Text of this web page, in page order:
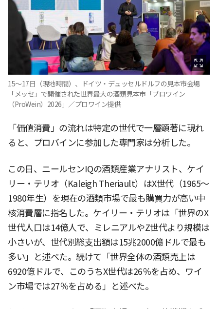
15〜17日（現地時間）、ドイツ・デュッセルドルフの見本市会場
「メッセ」で開催された世界最大の酒類見本市「プロワイン
（ProWein）2026」／プロワイン提供
「価値消費」の流れは特定の世代で一層顕著に現れ
ると、プロバインに参加した専門家は分析した。
この日、ニールセンIQの酒類産業アナリスト、ケイ
リー・テリオ（Kaleigh Theriault）はX世代（1965〜
1980年生）を現在の酒類市場で最も購買力が高い中
核消費層に指名した。ケイリー・テリオは「世界のX
世代人口は14億人で、ミレニアルやZ世代より規模は
小さいが、世代別総支出額は15兆2000億ドルで最も
多い」と述べた。続けて「世界全体の酒類売上は
6920億ドルで、このうちX世代は26％を占め、ワイ
ン市場では27％を占める」と述べた。